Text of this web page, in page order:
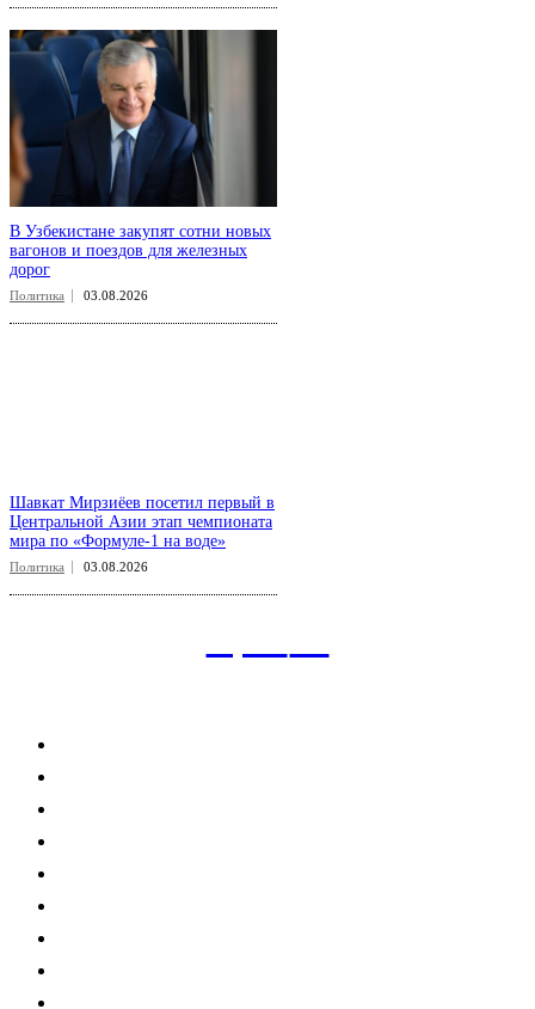
В Узбекистане закупят сотни новых
вагонов и поездов для железных
дорог
Политика 03.08.2026
Шавкат Мирзиёев посетил первый в
Центральной Азии этап чемпионата
мира по «Формуле-1 на воде»
Политика 03.08.2026